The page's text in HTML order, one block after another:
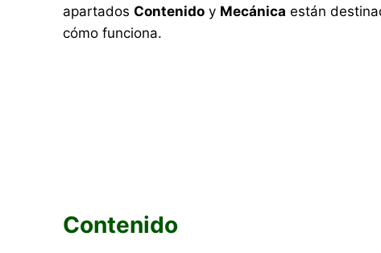
apartadosContenido y Mecánica están
cómo funciona.
Contenido